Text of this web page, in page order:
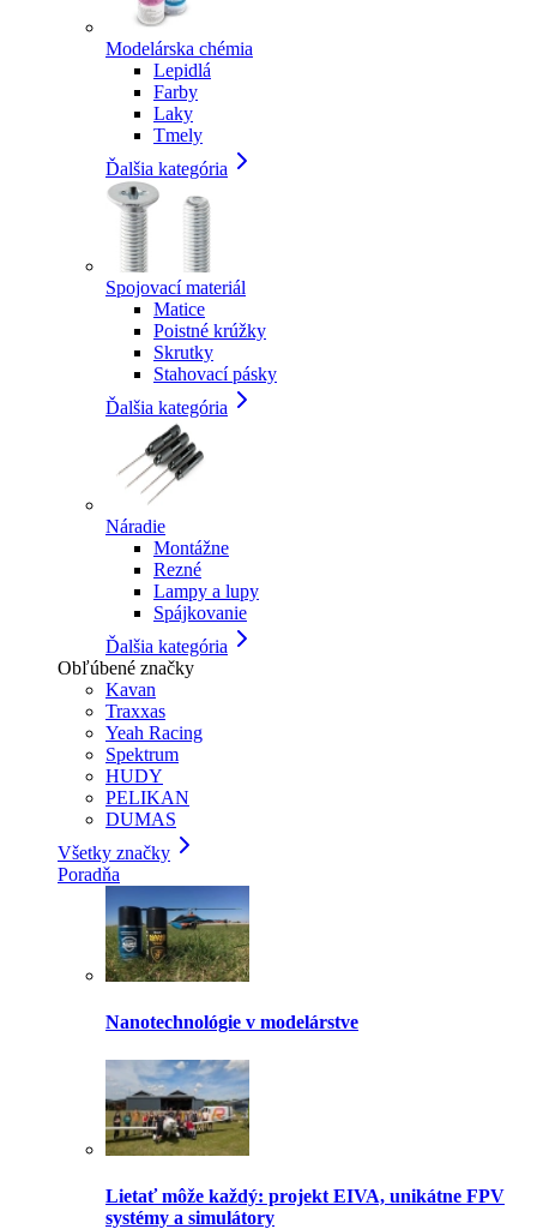
Modelárska chémia
Lepidlá
Farby
Laky
Tmely
Ďalšia kategória
Spojovací materiál
Matice
Poistné krúžky
Skrutky
Stahovací pásky
Ďalšia kategória
Náradie
Montážne
Rezné
Lampy a lupy
Spájkovanie
Ďalšia kategória
Obľúbené značky
Kavan
Traxxas
Yeah Racing
Spektrum
HUDY
PELIKAN
DUMAS
Všetky značky
Poradňa
Nanotechnológie v modelárstve
Lietať môže každý: projekt EIVA, unikátne FPV
systémy a simulátory